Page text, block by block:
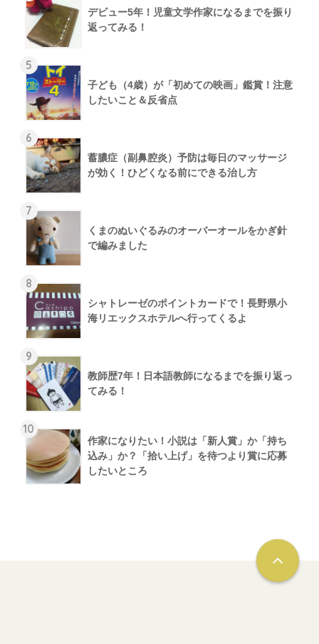
デビュー5年！児童文学作家になるまでを振り
返ってみる！
5
子ども（4歳）が「初めての映画」鑑賞！注意
したいこと＆反省点
6
蓄膿症（副鼻腔炎）予防は毎日のマッサージ
が効く！ひどくなる前にできる治し方
7
くまのぬいぐるみのオーバーオールをかぎ針
で編みました
8
シャトレーゼのポイントカードで！長野県小
海リエックスホテルへ行ってくるよ
9
教師歴7年！日本語教師になるまでを振り返っ
てみる！
10
作家になりたい！小説は「新人賞」か「持ち
込み」か？「拾い上げ」を待つより賞に応募
したいところ